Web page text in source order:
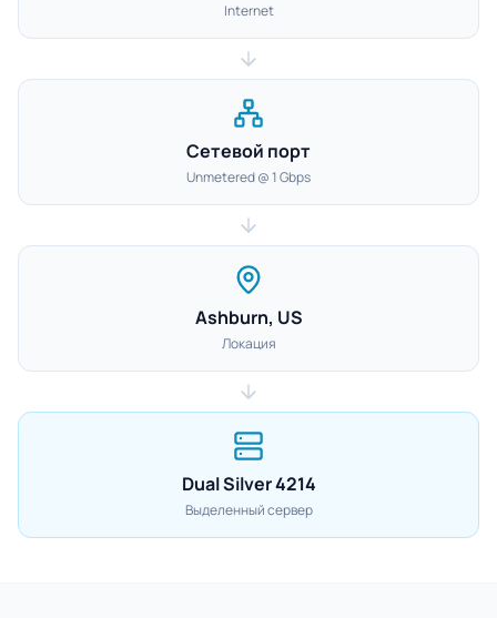
Internet
Сетевой порт
Unmetered @ 1 Gbps
Ashburn, US
Локация
Dual Silver 4214
Выделенный сервер